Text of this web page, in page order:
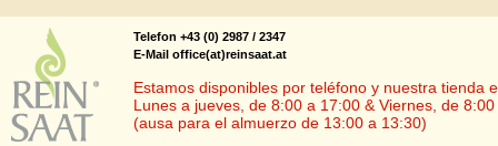
Telefon +43 (0) 2987 / 2347
E-Mail office(at)reinsaat.at
Estamos disponibles por teléfono y nuestra tienda
Lunes a jueves, de 8:00 a 17:00 & Viernes, de
(ausa para el almuerzo de 13:00 a 13:30)